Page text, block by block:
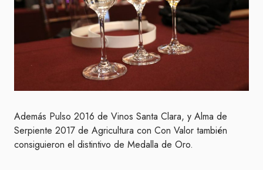
Además Pulso 2016 de Vinos Santa Clara, y Alma de
Serpiente 2017 de Agricultura con Con Valor también
consiguieron el distintivo de Medalla de Oro.